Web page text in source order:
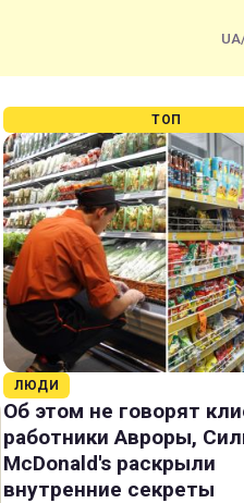
UA
ТОП
ЛЮДИ
Об этом не говорят
работники Авроры,
McDonald's раскрыли
внутренние секреты